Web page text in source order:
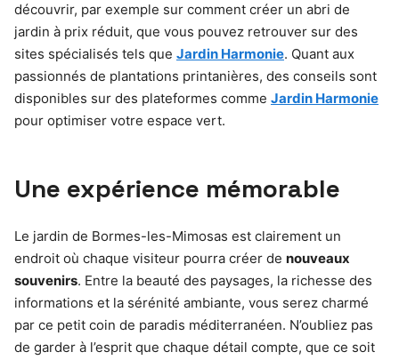
découvrir, par exemple sur comment créer un abri de
jardin à prix réduit, que vous pouvez retrouver sur des
sites spécialisés tels que Jardin Harmonie. Quant aux
passionnés de plantations printanières, des conseils sont
disponibles sur des plateformes comme Jardin Harmonie
pour optimiser votre espace vert.
Une expérience mémorable
Le jardin de Bormes-les-Mimosas est clairement un
endroit où chaque visiteur pourra créer de nouveaux
souvenirs. Entre la beauté des paysages, la richesse des
informations et la sérénité ambiante, vous serez charmé
par ce petit coin de paradis méditerranéen. N’oubliez pas
de garder à l’esprit que chaque détail compte, que ce soit